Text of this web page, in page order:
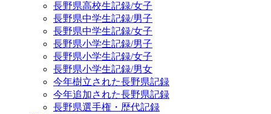
長野県高校生記録/女子
長野県中学生記録/男子
長野県中学生記録/女子
長野県小学生記録/男子
長野県小学生記録/女子
長野県小学生記録/男女
今年樹立された長野県記録
今年追加された長野県記録
長野県選手権・歴代記録